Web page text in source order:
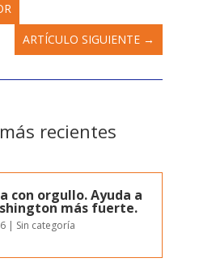
ARTÍCULO SIGUIENTE →
recientes
con orgullo. Ayuda a
más fuerte.
| Sin categoría